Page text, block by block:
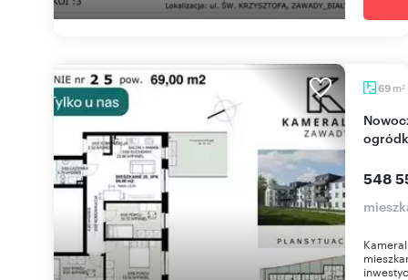
69 m2
Nowoczesne 4-pokojowe mieszkanie z
548